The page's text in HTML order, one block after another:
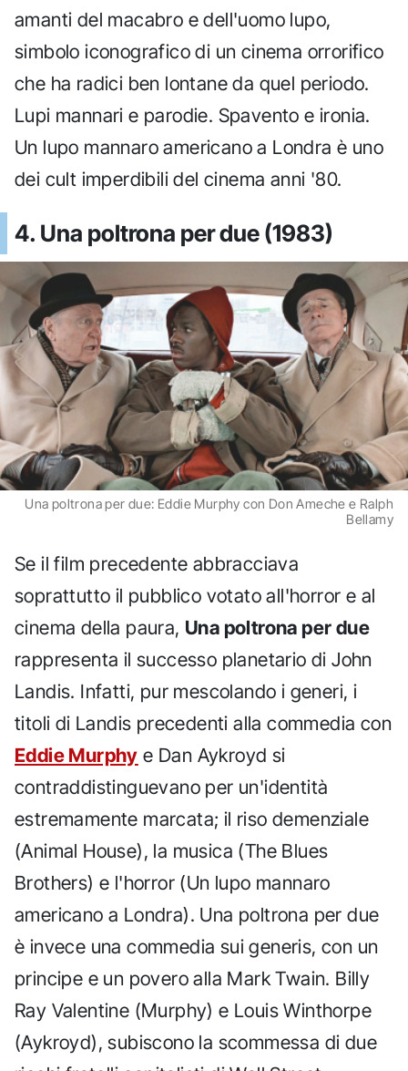
amanti del macabro e dell'uomo lupo,
simbolo iconografico di un cinema orrorifico
che ha radici ben lontane da quel periodo.
Lupi mannari e parodie. Spavento e ironia.
Un lupo mannaro americano a Londra è uno
dei cult imperdibili del cinema anni '80.
4. Una poltrona per due (1983)
Una poltrona per due: Eddie Murphy con Don Ameche e Ralph
Bellamy
Se il film precedente abbracciava
soprattutto il pubblico votato all'horror e al
cinema della paura, Una poltrona per due
rappresenta il successo planetario di John
Landis. Infatti, pur mescolando i generi, i
titoli di Landis precedenti alla commedia con
Eddie Murphy e Dan Aykroyd si
contraddistinguevano per un'identità
estremamente marcata; il riso demenziale
(Animal House), la musica (The Blues
Brothers) e l'horror (Un lupo mannaro
americano a Londra). Una poltrona per due
è invece una commedia sui generis, con un
principe e un povero alla Mark Twain. Billy
Ray Valentine (Murphy) e Louis Winthorpe
(Aykroyd), subiscono la scommessa di due